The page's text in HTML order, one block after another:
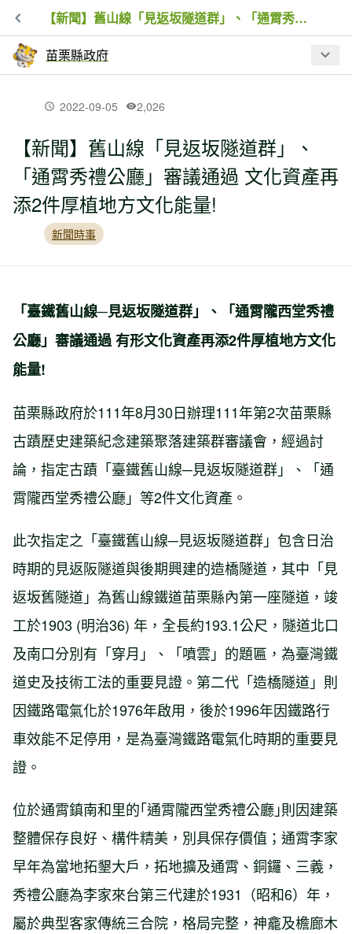
【新聞】舊山線「見返坂隧道群」、「通霄秀禮公廳」審議通過 文化資產再添2件厚植地方文化能量!
苗栗縣政府
最新文章
【新聞】舊山線「見返坂隧道群」、
「通霄秀禮公廳」審議通過 文化資產再
添2件厚植地方文化能量!
【保育】苗栗石虎有多少隻？ 縣府最新
2022-09-05 2,026
【新聞】舊山線「見返坂隧道群」、
「通霄秀禮公廳」審議通過 文化資產再
添2件厚植地方文化能量!
新聞時事
「臺鐵舊山線─見返坂隧道群」、「通霄隴西堂秀禮
公廳」審議通過 有形文化資產再添2件厚植地方文化
能量!
苗栗縣政府於111年8月30日辦理111年第2次苗栗縣
古蹟歷史建築紀念建築聚落建築群審議會，經過討
論，指定古蹟「臺鐵舊山線─見返坂隧道群」、「通
霄隴西堂秀禮公廳」等2件文化資產。
此次指定之「臺鐵舊山線─見返坂隧道群」包含日治
時期的見返阪隧道與後期興建的造橋隧道，其中「見
返坂舊隧道」為舊山線鐵道苗栗縣內第一座隧道，竣
工於1903 (明治36) 年，全長約193.1公尺，隧道北口
及南口分別有「穿月」、「噴雲」的題匾，為臺灣鐵
道史及技術工法的重要見證。第二代「造橋隧道」則
因鐵路電氣化於1976年啟用，後於1996年因鐵路行
車效能不足停用，是為臺灣鐵路電氣化時期的重要見
證。
位於通霄鎮南和里的｢通霄隴西堂秀禮公廳｣則因建築
整體保存良好、構件精美，別具保存價值；通霄李家
早年為當地拓墾大戶，拓地擴及通霄、銅鑼、三義，
秀禮公廳為李家來台第三代建於1931（昭和6）年，
屬於典型客家傳統三合院，格局完整，神龕及檐廊木